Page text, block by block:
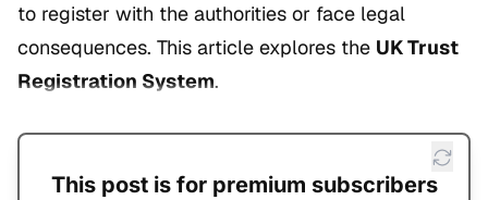
to register with the authorities or face legal
consequences. This article explores the UK Trust
Registration System.
This post is for premium subscribers